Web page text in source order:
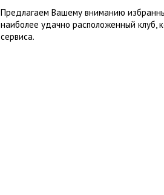
Предлагаем Вашему вниманию
наиболее удачно расположенный
сервиса.